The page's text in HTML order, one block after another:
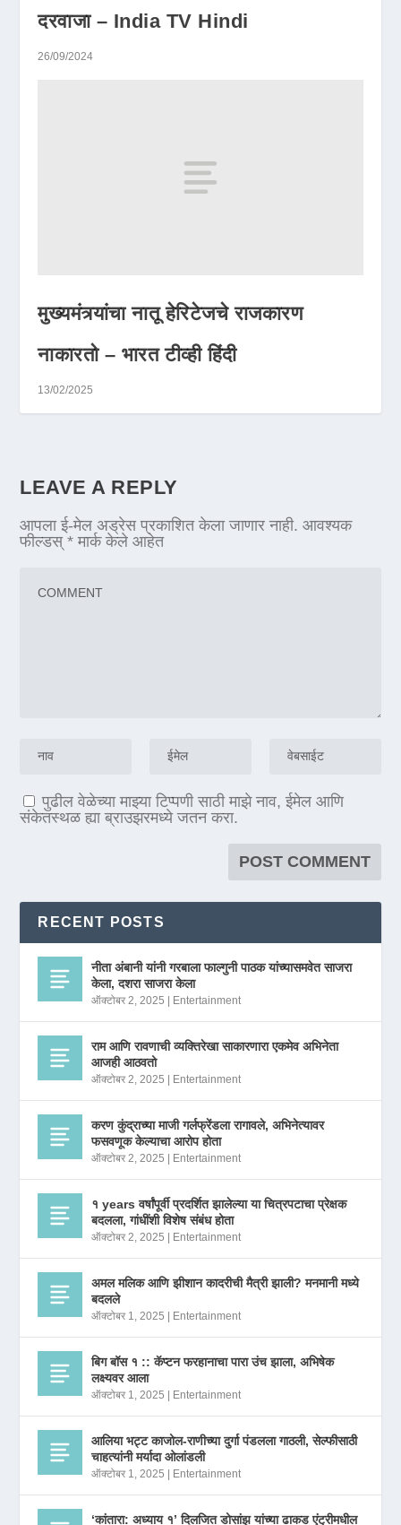
दरवाजा – India TV Hindi
26/09/2024
मुख्यमंत्र्यांचा नातू हेरिटेजचे राजकारण
नाकारतो – भारत टीव्ही हिंदी
13/02/2025
LEAVE A REPLY
आपला ई-मेल अड्रेस प्रकाशित केला जाणार नाही. आवश्यक
फील्डस्* मार्क केले आहेत
पुढील वेळेच्या माझ्या टिप्पणी साठी माझे नाव, ईमेल आणि
संकेतस्थळ ह्या ब्राउझरमध्ये जतन करा.
RECENT POSTS
नीता अंबानी यांनी गरबाला फाल्गुनी पाठक यांच्यासमवेत साजरा
केला, दशरा साजरा केला
ऑक्टोबर 2, 2025 | Entertainment
राम आणि रावणाची व्यक्तिरेखा साकारणारा एकमेव अभिनेता
आजही आठवतो
ऑक्टोबर 2, 2025 | Entertainment
करण कुंद्राच्या माजी गर्लफ्रेंडला रागावले, अभिनेत्यावर
फसवणूक केल्याचा आरोप होता
ऑक्टोबर 2, 2025 | Entertainment
१ years वर्षांपूर्वी प्रदर्शित झालेल्या या चित्रपटाचा प्रेक्षक
बदलला, गांधींशी विशेष संबंध होता
ऑक्टोबर 2, 2025 | Entertainment
अमल मलिक आणि झीशान कादरीची मैत्री झाली? मनमानी मध्ये
बदलले
ऑक्टोबर 1, 2025 | Entertainment
बिग बॉस १ :: कॅप्टन फरहानाचा पारा उंच झाला, अभिषेक
लक्ष्यवर आला
ऑक्टोबर 1, 2025 | Entertainment
आलिया भट्ट काजोल-राणीच्या दुर्गा पंडलला गाठली, सेल्फीसाठी
चाहत्यांनी मर्यादा ओलांडली
ऑक्टोबर 1, 2025 | Entertainment
‘कांतारा: अध्याय १’ दिलजित डोसांझ यांच्या ढाकड एंट्रीमधील